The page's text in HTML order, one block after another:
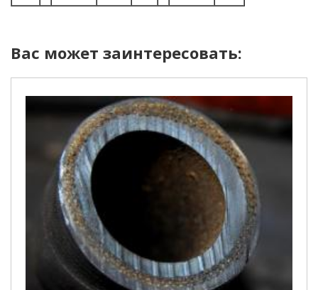
Вас может заинтересовать: